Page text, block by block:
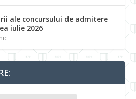
ale concursului de admitere
iulie 2026